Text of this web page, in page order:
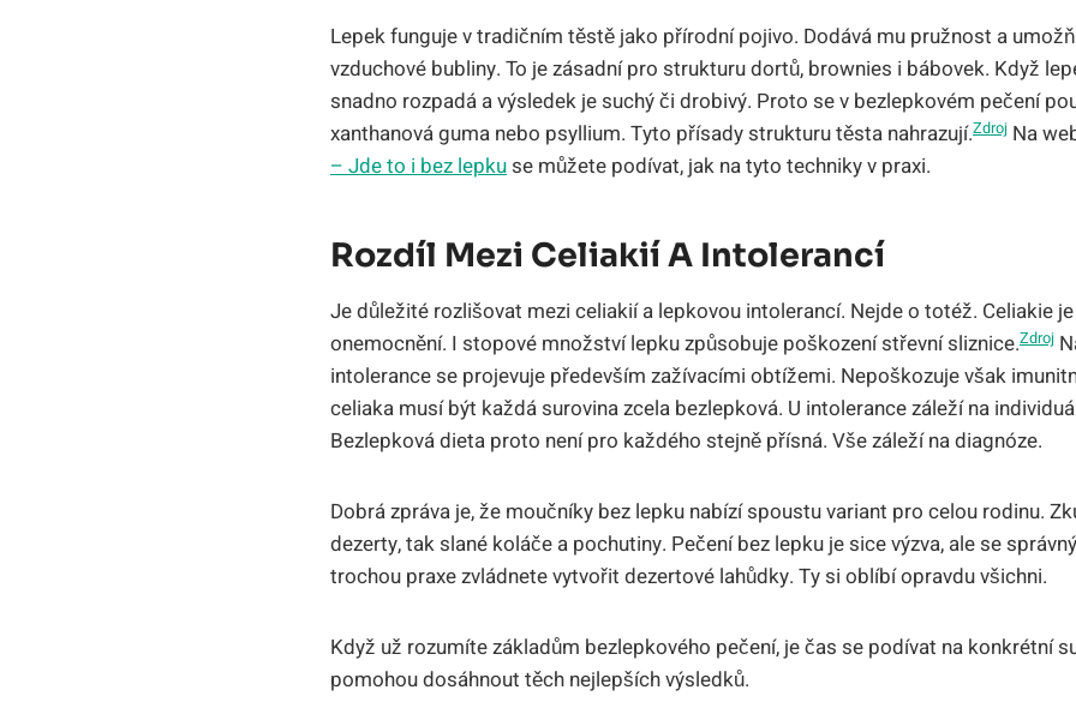
Lepek funguje v tradičním těstě jako přírodní pojivo. Dodává mu pružnost a
vzduchové bubliny. To je zásadní pro strukturu dortů, brownies i bábovek. Když
snadno rozpadá a výsledek je suchý či drobivý. Proto se v bezlepkovém pečení
xanthanová guma nebo psyllium. Tyto přísady strukturu těsta nahrazují.Zdroj Na
– Jde to i bez lepkuse můžete podívat, jak na tyto techniky v praxi.
Rozdíl Mezi Celiakií A Intolerancí
Je důležité rozlišovat mezi celiakií a lepkovou intolerancí. Nejde o totéž. Celiakie
onemocnění. I stopové množství lepku způsobuje poškození střevní sliznice.Zdroj
intolerance se projevuje především zažívacími obtížemi. Nepoškozuje však
celiaka musí být každá surovina zcela bezlepková. U intolerance záleží na
Bezlepková dieta proto není pro každého stejně přísná. Vše záleží na diagnóze.
Dobrá zpráva je, že moučníky bez lepku nabízí spoustu variant pro celou rodinu.
dezerty, tak slané koláče a pochutiny. Pečení bez lepku je sice výzva, ale se
trochou praxe zvládnete vytvořit dezertové lahůdky. Ty si oblíbí opravdu všichni.
Když už rozumíte základům bezlepkového pečení, je čas se podívat na konkrétní
pomohou dosáhnout těch nejlepších výsledků.